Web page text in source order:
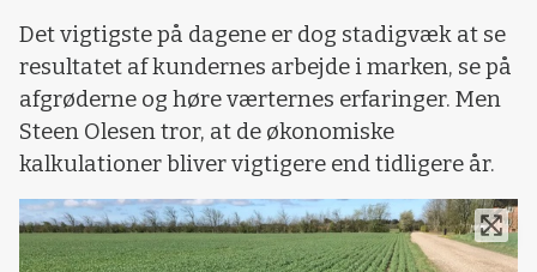
Det vigtigste på dagene er dog stadigvæk at se
resultatet af kundernes arbejde i marken, se på
afgrøderne og høre værternes erfaringer. Men
Steen Olesen tror, at de økonomiske
kalkulationer bliver vigtigere end tidligere år.